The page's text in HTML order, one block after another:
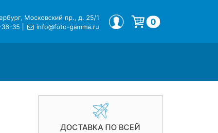
Московский пр., д. 25/1
36-35
info@foto-gamma.ru
МОЙ ПРОФИЛЬ 0
ДОСТАВКА ПО ВСЕЙ